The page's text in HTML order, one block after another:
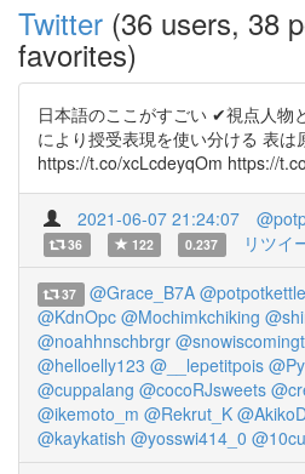
Twitter (36 users, 38
favorites)
日本語のここがすごい ✔視点人物
により授受表現を使い分ける 表は
https://t.co/xcLcdeyqOm https://
2021-06-07 21:24:07
36 122 0.237 リツイ
37 @Grace_B7A @potpotkettle
@KdnOpc @Mochimkchiking
@noahhnschbrgr
@helloelly123 @__lepetitpois
@cuppalang @cocoRJsweets
@ikemoto_m @Rekrut_K
@kaykatish @yosswi414_0